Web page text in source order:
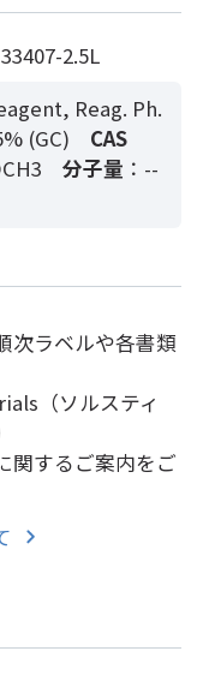
2.5L
Reag. Ph.
(GC)
CAS
分子量 ：--
次ラベルや各書類
（ソルスティ
関するご案内をご